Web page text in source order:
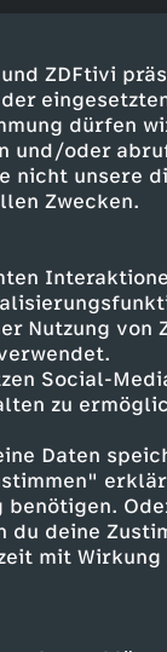
ZDFtivi
dürfen
und/oder
nicht unsere
Zwecken.
Nutzung von
Social-
zu
Daten
deine
mit
vor ort